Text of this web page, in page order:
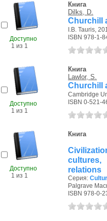
Доступно
1 из 1
Книга
Dilks, D.
Churchill
I.B. Tauris,
ISBN 978-1-
Доступно
1 из 1
Книга
Lawlor, S.
Churchill
Cambridge
ISBN 0-521-
Доступно
1 из 1
Книга
relations
Серия:
Palgrave
ISBN 978-0-